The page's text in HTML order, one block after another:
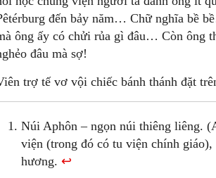
đến bảy năm… Chữ nghĩa bề
ông ấy có chửi rủa gì đâu… Còn ông
đâu mà sợ!
trợ tế vơ vội chiếc bánh thánh đặt
Núi Aphôn – ngọn núi thiêng liêng.
viện (trong đó có tu viện chính
hương. ↩